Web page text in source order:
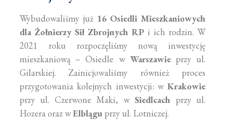
Wybudowaliśmy już 16 Osiedli Mieszkaniowych
dla Żołnierzy Sił Zbrojnych RP i ich rodzin. W
2021 roku rozpoczęliśmy nową inwestycję
mieszkaniową – Osiedle wWarszawie przy ul.
Gilarskiej. Zainicjowaliśmy również proces
przygotowania kolejnych inwestycji: w Krakowie
przy ul. Czerwone Maki, wSiedlcach przy ul.
Hozera oraz wElblągu przy ul. Lotniczej.